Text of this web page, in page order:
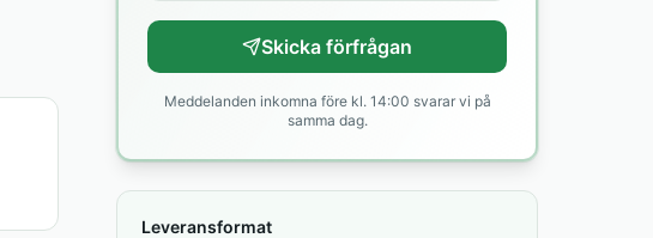
Skicka förfrågan
Meddelanden inkomna före kl. 14:00 svarar vi på
samma dag.
Leveransformat